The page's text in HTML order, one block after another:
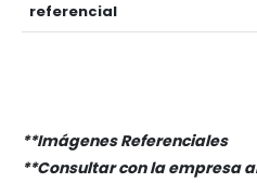
referencial
**Imágenes Referenciales
**Consultar con la empresa